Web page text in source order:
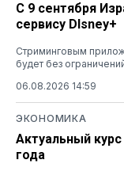
С 9 сентября
сервису DIsney+
Стриминговым
будет без
06.08.2026 14:59
ЭКОНОМИКА
Актуальный
года